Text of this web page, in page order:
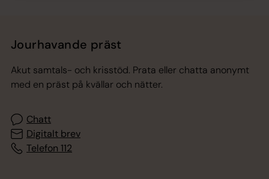
Jourhavande präst
Akut samtals- och krisstöd. Prata eller chatta anonymt
med en präst på kvällar och nätter.
Chatt
Digitalt brev
Telefon 112